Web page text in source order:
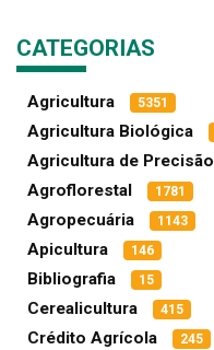
CATEGORIAS
Agricultura 5351
Agricultura Biológica
Agricultura de Precisão
Agroflorestal 1781
Agropecuária 1143
Apicultura 146
Bibliografia 15
Cerealicultura 415
Crédito Agrícola 245